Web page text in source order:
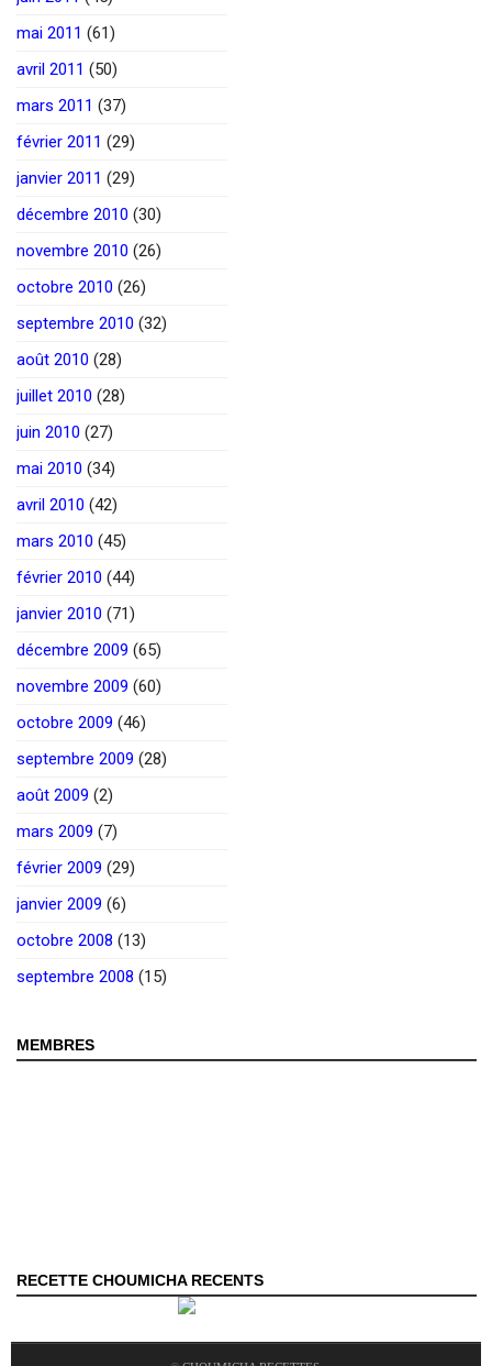
mai 2011 (61)
avril 2011 (50)
mars 2011 (37)
février 2011 (29)
janvier 2011 (29)
décembre 2010 (30)
novembre 2010 (26)
octobre 2010 (26)
septembre 2010 (32)
août 2010 (28)
juillet 2010 (28)
juin 2010 (27)
mai 2010 (34)
avril 2010 (42)
mars 2010 (45)
février 2010 (44)
janvier 2010 (71)
décembre 2009 (65)
novembre 2009 (60)
octobre 2009 (46)
septembre 2009 (28)
août 2009 (2)
mars 2009 (7)
février 2009 (29)
janvier 2009 (6)
octobre 2008 (13)
septembre 2008 (15)
MEMBRES
RECETTE CHOUMICHA RECENTS